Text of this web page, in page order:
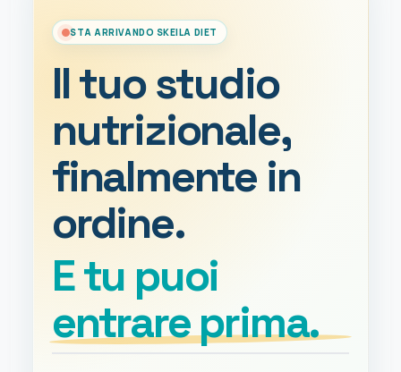
STA ARRIVANDO SKEILA DIET
Il tuo studio
nutrizionale,
finalmente in
ordine.
E tu puoi
entrare prima.